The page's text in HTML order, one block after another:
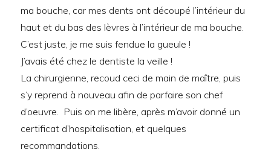
ma bouche, car mes dents ont découpé l’intérieur du
haut et du bas des lèvres à l’intérieur de ma bouche.
C’est juste, je me suis fendue la gueule !
J’avais été chez le dentiste la veille !
La chirurgienne, recoud ceci de main de maître, puis
s’y reprend à nouveau afin de parfaire son chef
d’oeuvre. Puis on me libère, après m’avoir donné un
certificat d’hospitalisation, et quelques
recommandations.